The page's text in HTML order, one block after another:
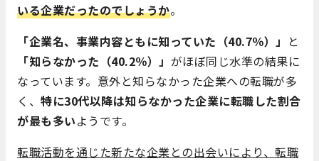
いる企業だったのでしょうか。
「企業名、事業内容ともに知っていた（40.7％）」 と
「知らなかった（40.2％）」 がほぼ同じ水準の結果に
なっています。意外と知らなかった企業への転職が多
く、 特に30代以降は知らなかった企業に転職した割合
が最も多いようです。
転職活動を通じた新たな企業との出会いにより、転職